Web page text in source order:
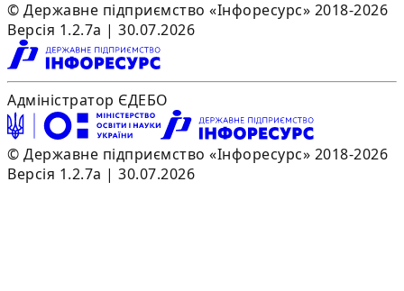
© Державне підприємство «Інфоресурс» 2018-2026
Версія 1.2.7a | 30.07.2026
Адміністратор ЄДЕБО
© Державне підприємство «Інфоресурс» 2018-2026
Версія 1.2.7a | 30.07.2026